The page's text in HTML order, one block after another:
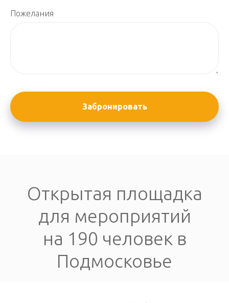
Пожелания
Забронировать
Открытая площадка
для мероприятий
на 190 человек в
Подмосковье